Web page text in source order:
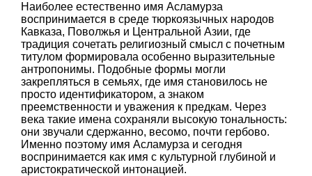
Наиболее естественно имя Асламурза
воспринимается в среде тюркоязычных народов
Кавказа, Поволжья и Центральной Азии, где
традиция сочетать религиозный смысл с почетным
титулом формировала особенно выразительные
антропонимы. Подобные формы могли
закрепляться в семьях, где имя становилось не
просто идентификатором, а знаком
преемственности и уважения к предкам. Через
века такие имена сохраняли высокую тональность:
они звучали сдержанно, весомо, почти гербово.
Именно поэтому имя Асламурза и сегодня
воспринимается как имя с культурной глубиной и
аристократической интонацией.